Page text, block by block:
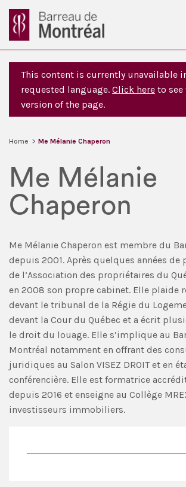
This content is currently unavailable
requested language. Click here to see
version of the page.
Home > Me Mélanie Chaperon
Me Mélanie
Chaperon
Me Mélanie Chaperon est membre du
depuis 2001. Après quelques années de
de l’Association des propriétaires du
en 2008 son propre cabinet. Elle plaide
devant le tribunal de la Régie du
devant la Cour du Québec et a écrit
le droit du louage. Elle s’implique au
Montréal notamment en offrant des
juridiques au Salon VISEZ DROIT et en
conférencière. Elle est formatrice
depuis 2016 et enseigne au Collège
investisseurs immobiliers.